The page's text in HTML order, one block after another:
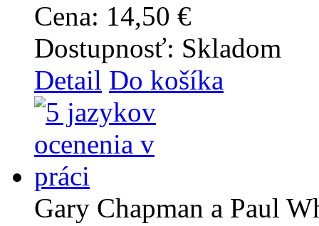
Cena: 14,50 €
Dostupnosť: Skladom
Detail Do košíka
Gary Chapman a Paul